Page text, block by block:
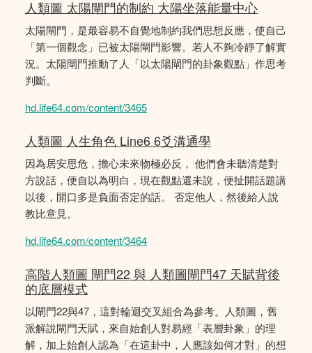
人類圖 太陽閘門的制約 大陽坐落能量中心
太陽閘門，是最容易不自覺地制約我們思想反應，使自己
「第一個觀念」已被太陽閘門影響。若人不夠冷靜了解實
況。太陽閘門推動了人「以太陽閘門的卦象觀點」作思考
判斷。
hd.life64.com/content/3465
人類圖 人生角色 Line6 6爻溝通學
因為居安思危，擔心未來物極必反， 他們會未聽清楚對
方說話，便自以為明白，現在觀點還未說，便扯開話題講
以後，開口多是負面否定的話。 否定他人，然後給人說
教比意見。
hd.life64.com/content/3464
高階人類圖 閘門22 與 人類圖閘門47 天賦背後
的底層模式
以閘門22與47，這對輪迴交叉組合為參考。人類圖，舊
派解說閘門天賦，來自始創人對易經「表層卦象」的理
解，加上始創人認為「在這卦中，人應該如何才對」的想